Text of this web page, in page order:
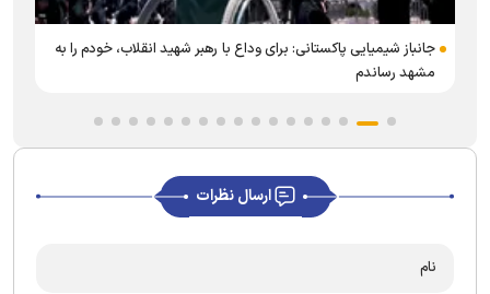
جانباز شیمیایی پاکستانی: برای وداع با رهبر شهید انقلاب، خودم را به
مشهد رساندم
ارسال نظرات